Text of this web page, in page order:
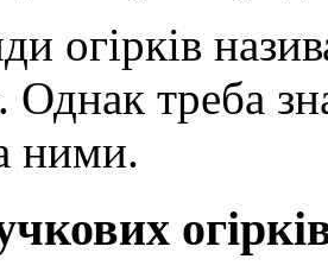
огірків
. Однак треба
ними.